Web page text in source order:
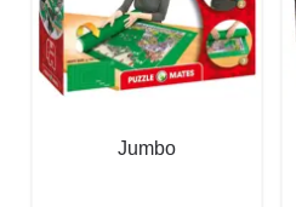
Jumbo